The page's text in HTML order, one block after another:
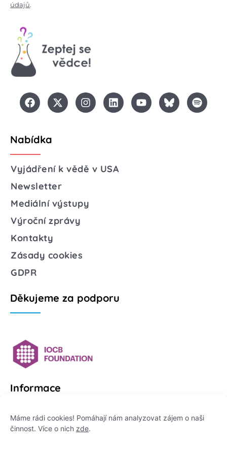
Máme rádi cookies! Pomáhají nám analyzovat zájem o naši
činnost. Více o nich zde.
údajů.
Nabídka
Vyjádření k vědě v USA
Newsletter
Mediální výstupy
Výroční zprávy
Kontakty
Zásady cookies
GDPR
Děkujeme za podporu
Informace
Platformu Zeptej se vědce provozuje: